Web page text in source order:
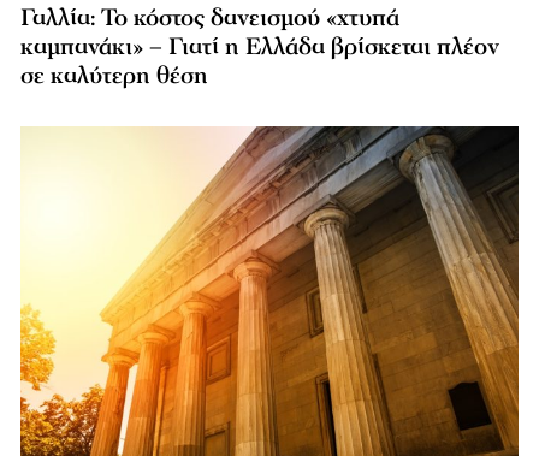
Γαλλία: Το κόστος δανεισμού «χτυπά
καμπανάκι» – Γιατί η Ελλάδα βρίσκεται πλέον
σε καλύτερη θέση